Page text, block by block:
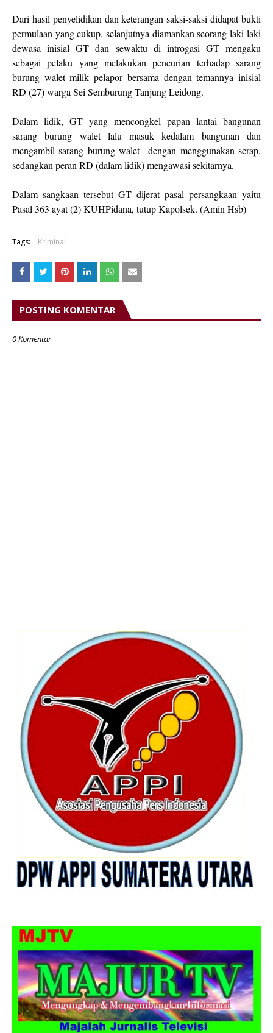
Dari hasil penyelidikan dan keterangan saksi-saksi didapat bukti
permulaan yang cukup, selanjutnya diamankan seorang laki-laki
dewasa inisial GT dan sewaktu di introgasi GT mengaku
sebagai pelaku yang melakukan pencurian terhadap sarang
burung walet milik pelapor bersama dengan temannya inisial
RD (27) warga Sei Semburung Tanjung Leidong.
Dalam lidik, GT yang mencongkel papan lantai bangunan
sarang burung walet lalu masuk kedalam bangunan dan
mengambil sarang burung walet
dengan menggunakan scrap,
sedangkan peran RD (dalam lidik) mengawasi sekitarnya.
Dalam sangkaan tersebut GT dijerat pasal persangkaan yaitu
Pasal 363 ayat (2) KUHPidana, tutup Kapolsek. (Amin Hsb)
Tags: Kriminal
POSTING KOMENTAR
0 Komentar